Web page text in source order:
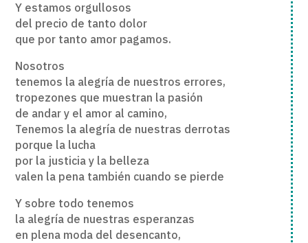
Y estamos orgullosos
del precio de tanto dolor
que por tanto amor pagamos.
Nosotros
tenemos la alegría de nuestros errores,
tropezones que muestran la pasión
de andar y el amor al camino,
Tenemos la alegría de nuestras derrotas
porque la lucha
por la justicia y la belleza
valen la pena también cuando se pierde
Y sobre todo tenemos
la alegría de nuestras esperanzas
en plena moda del desencanto,